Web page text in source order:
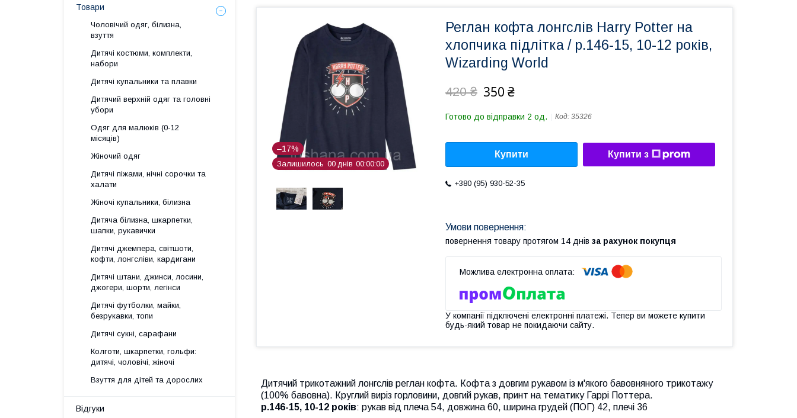
–17%
Залишилось 00 днів 00 00 00
Реглан кофта лонгслів Harry Potter на
хлопчика підлітка / р.146-15, 10-12 років,
Wizarding World
420 ₴ 350 ₴
Готово до відправки 2 од. Код: 35326
Купити Купити з
+380 (95) 930-52-35
повернення товару протягом 14 днів за рахунок покупця
У компанії підключені електронні платежі. Тепер ви можете купити
будь-який товар не покидаючи сайту.
Дитячий трикотажний лонгслів реглан кофта. Кофта з довгим рукавом із м'якого бавовняного трикотажу
(100% бавовна). Круглий виріз горловини, довгий рукав, принт на тематику Гаррі Поттера.
р.146-15, 10-12 років: рукав від плеча 54, довжина 60, ширина грудей (ПОГ) 42, плечі 36
Товари
Чоловічий одяг, білизна,
взуття
Дитячі костюми, комплекти,
набори
Дитячі купальники та плавки
Дитячий верхній одяг та головні
убори
Одяг для малюків (0-12
місяців)
Жіночий одяг
Дитячі піжами, нічні сорочки та
халати
Жіночі купальники, білизна
Дитяча білизна, шкарпетки,
шапки, рукавички
Дитячі джемпера, світшоти,
кофти, лонгсліви, кардигани
Дитячі штани, джинси, лосини,
джогери, шорти, легінси
Дитячі футболки, майки,
безрукавки, топи
Дитячі сукні, сарафани
Колготи, шкарпетки, гольфи:
дитячі, чоловічі, жіночі
Взуття для дітей та дорослих
Відгуки